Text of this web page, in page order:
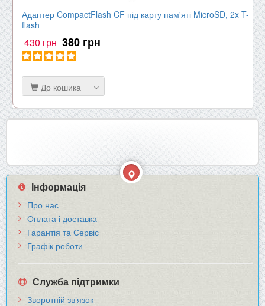
Адаптер CompactFlash CF під карту пам'яті MicroSD, 2x T-
flash
430 грн 380 грн
До кошика
Інформація
Про нас
Оплата і доставка
Гарантія та Сервіс
Графік роботи
Служба підтримки
Зворотній зв’язок